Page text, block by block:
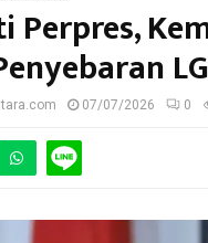
07/07/2026 0